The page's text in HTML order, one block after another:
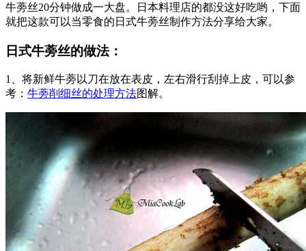
牛蒡丝20分钟做成一大盘。日本料理店的都没这好吃哟，下面
就把这款可以当零食的日式牛蒡丝制作方法分享给大家。
日式牛蒡丝的做法：
1、将新鲜牛蒡以刀在放在表皮，左右滑行刮掉上皮，可以参
考： 牛蒡削细丝的处理方法图解。